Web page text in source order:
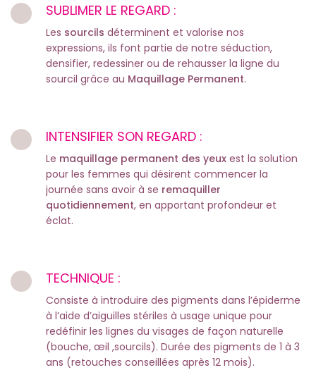
SUBLIMER LE REGARD :
Les sourcils déterminent et valorise nos
expressions, ils font partie de notre séduction,
densifier, redessiner ou de rehausser la ligne du
sourcil grâce au Maquillage Permanent.
INTENSIFIER SON REGARD :
Le maquillage permanent des yeux est la solution
pour les femmes qui désirent commencer la
journée sans avoir à se remaquiller
quotidiennement, en apportant profondeur et
éclat.
TECHNIQUE :
Consiste à introduire des pigments dans l’épiderme
à l’aide d’aiguilles stériles à usage unique pour
redéfinir les lignes du visages de façon naturelle
(bouche, œil ,sourcils). Durée des pigments de 1 à 3
ans (retouches conseillées après 12 mois).